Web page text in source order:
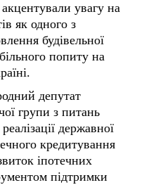
будівельної
попиту на
депутат
групи з питань
державної
кредитування
іпотечних
підтримки
доступу до
попит на житло,